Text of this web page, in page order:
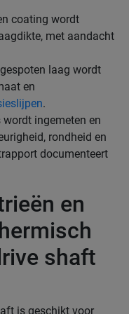
coating wordt
met aandacht
laag wordt
en
.
wordt ingemeten en
rondheid en
documenteert
en
shaft
is geschikt voor